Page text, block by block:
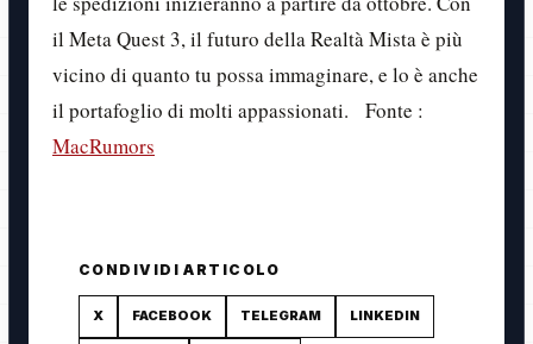
il Meta Quest 3, il futuro della Realtà Mista è più
vicino di quanto tu possa immaginare, e lo è anche
il portafoglio di molti appassionati. Fonte :
MacRumors
CONDIVIDI ARTICOLO
X FACEBOOK TELEGRAM LINKEDIN